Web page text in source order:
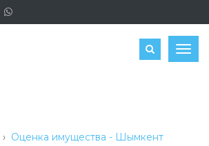
ЗАКАЗАТЬ
› Оценка имущества - Шымкент